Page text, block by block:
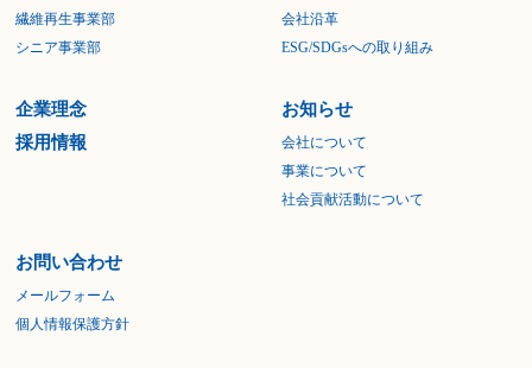
繊維再生事業部
シニア事業部
会社沿革
ESG/SDGsへの取り組み
企業理念
採用情報
お知らせ
会社について
事業について
社会貢献活動について
お問い合わせ
メールフォーム
個人情報保護方針